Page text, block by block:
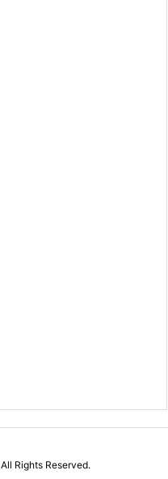
All Rights Reserved.